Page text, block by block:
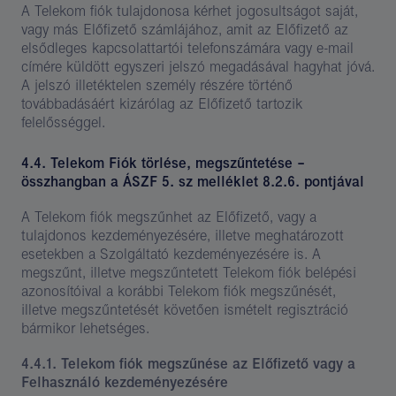
A Telekom fiók tulajdonosa kérhet jogosultságot saját,
vagy más Előfizető számlájához, amit az Előfizető az
elsődleges kapcsolattartói telefonszámára vagy e-mail
címére küldött egyszeri jelszó megadásával hagyhat jóvá.
A jelszó illetéktelen személy részére történő
továbbadásáért kizárólag az Előfizető tartozik
felelősséggel.
4.4. Telekom Fiók törlése, megszűntetése –
összhangban a ÁSZF 5. sz melléklet 8.2.6. pontjával
A Telekom fiók megszűnhet az Előfizető, vagy a
tulajdonos kezdeményezésére, illetve meghatározott
esetekben a Szolgáltató kezdeményezésére is. A
megszűnt, illetve megszűntetett Telekom fiók belépési
azonosítóival a korábbi Telekom fiók megszűnését,
illetve megszűntetését követően ismételt regisztráció
bármikor lehetséges.
4.4.1. Telekom fiók megszűnése az Előfizető vagy a
Felhasználó kezdeményezésére